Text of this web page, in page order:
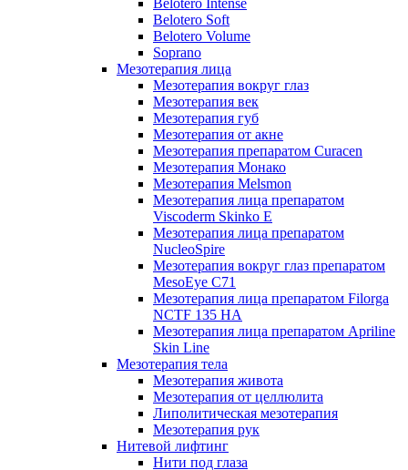
Belotero Intense
Belotero Soft
Belotero Volume
Soprano
Мезотерапия лица
Мезотерапия вокруг глаз
Мезотерапия век
Мезотерапия губ
Мезотерапия от акне
Мезотерапия препаратом Curacen
Мезотерапия Монако
Мезотерапия Melsmon
Мезотерапия лица препаратом
Viscoderm Skinko E
Мезотерапия лица препаратом
NucleoSpire
Мезотерапия вокруг глаз препаратом
MesoEye С71
Мезотерапия лица препаратом Filorga
NCTF 135 HA
Мезотерапия лица препаратом Apriline
Skin Line
Мезотерапия тела
Мезотерапия живота
Мезотерапия от целлюлита
Липолитическая мезотерапия
Мезотерапия рук
Нитевой лифтинг
Нити под глаза